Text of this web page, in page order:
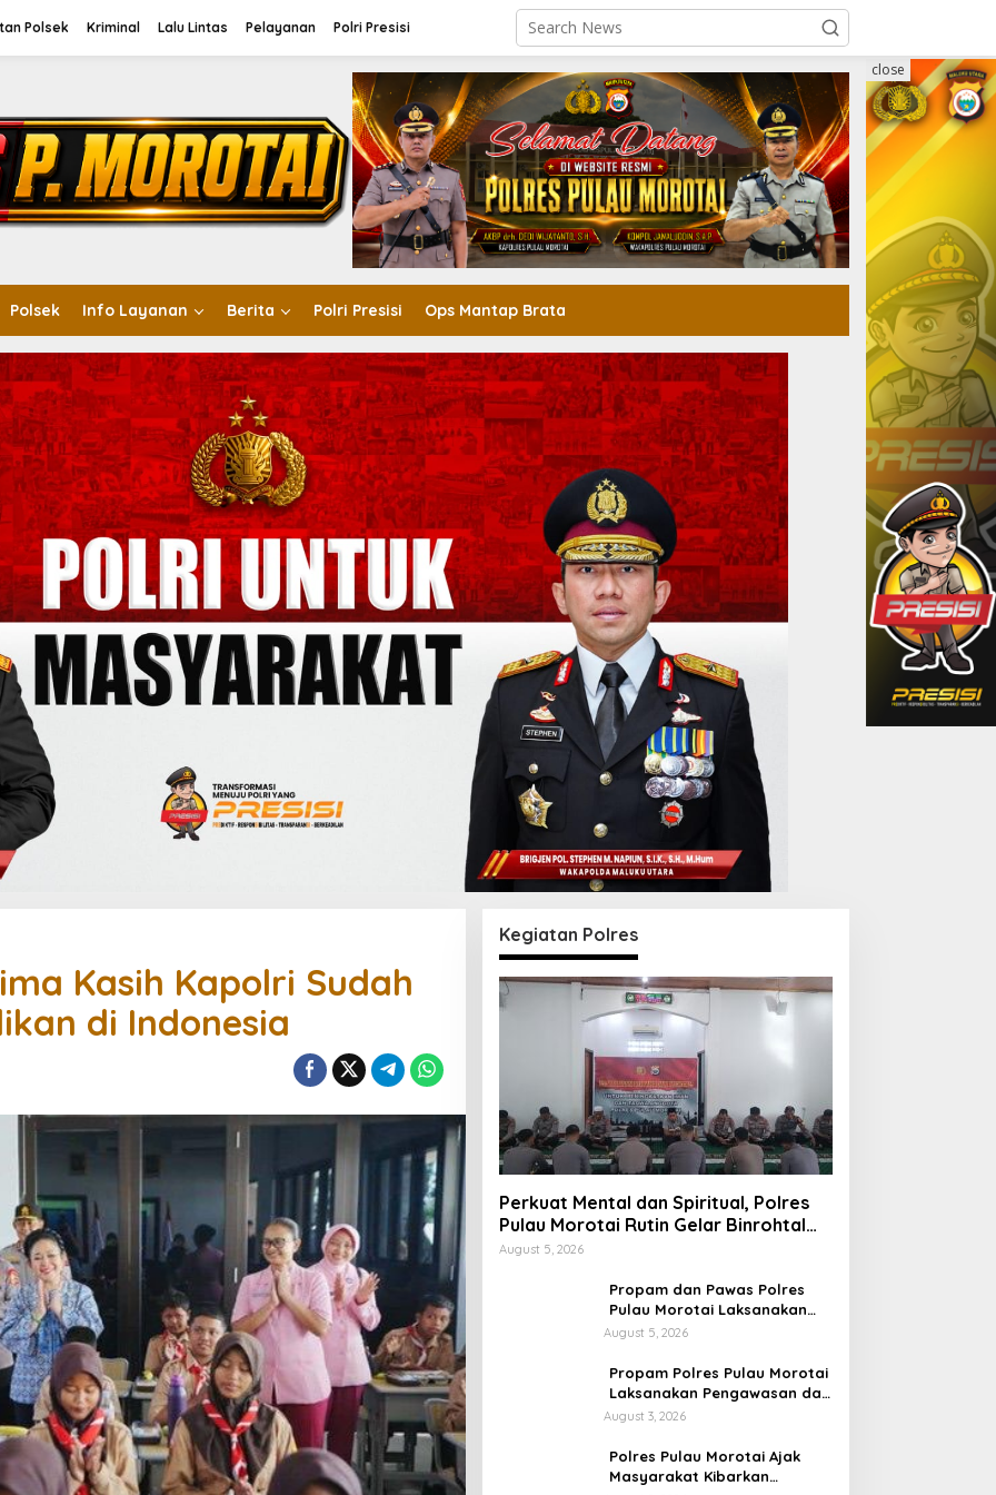
Polsek Kriminal Lalu Lintas Pelayanan Polri Presisi
Polsek Info Layanan Berita Polri Presisi Ops Mantap Brata
close
Kasih Kapolri Sudah
di Indonesia
Kegiatan Polres
Perkuat Mental dan Spiritual, Polres
Pulau Morotai Rutin Gelar Binrohtal
untuk Bentuk Personel Berintegritas
August 5, 2026
Propam dan Pawas Polres
Pulau Morotai Laksanakan
Pengecekan Pelayanan,
Mendapat Pelayanan Optimal
August 5, 2026
Propam Polres Pulau Morotai
Laksanakan Pengawasan dan
Pengecekan Personel Saat
Fungsi
August 3, 2026
Polres Pulau Morotai Ajak
Masyarakat Kibarkan